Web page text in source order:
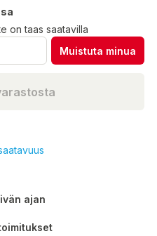
on taas saatavilla
Muistuta minua
ajan